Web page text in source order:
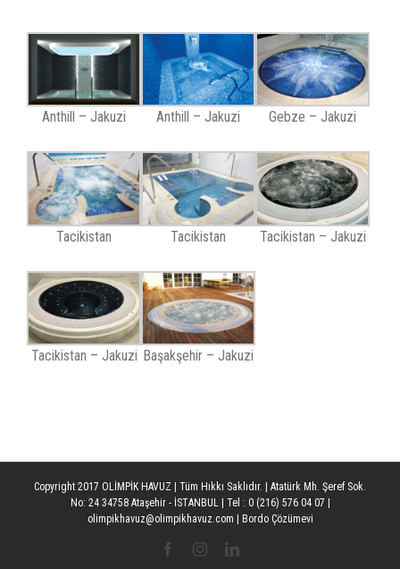
Anthill – Jakuzi Anthill – Jakuzi Gebze – Jakuzi
Tacikistan Tacikistan Tacikistan – Jakuzi
Tacikistan – Jakuzi Başakşehir – Jakuzi
Copyright 2017 OLİMPİK HAVUZ | Tüm Hıkkı Saklıdır. | Atatürk Mh. Şeref Sok.
No: 24 34758 Ataşehir - İSTANBUL | Tel : 0 (216) 576 04 07 |
olimpikhavuz@olimpikhavuz.com |
Bordo Çözümevi
FacebookInstagramLinkedin